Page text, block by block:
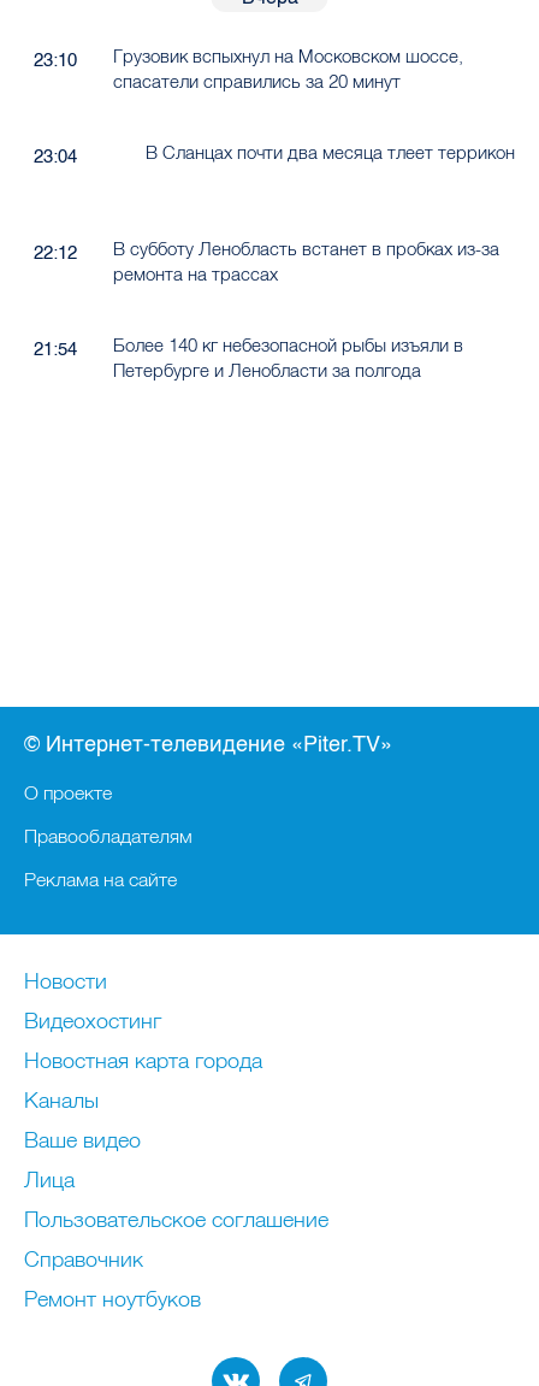
23:10
Грузовик вспыхнул на Московском шоссе,
спасатели справились за 20 минут
23:04 В Сланцах почти два месяца тлеет террикон
22:12
В субботу Ленобласть встанет в пробках из-за
ремонта на трассах
21:54
Более 140 кг небезопасной рыбы изъяли в
Петербурге и Ленобласти за полгода
© Интернет-телевидение «Piter.TV»
О проекте
Правообладателям
Реклама на сайте
Новости
Видеохостинг
Новостная карта города
Каналы
Ваше видео
Лица
Пользовательское соглашение
Справочник
Ремонт нoутбуков